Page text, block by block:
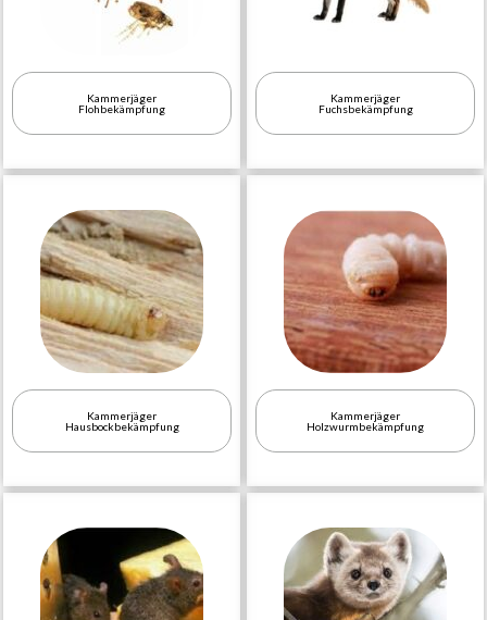
Kammerjäger
Flohbekämpfung
Kammerjäger
Fuchsbekämpfung
Kammerjäger
Hausbockbekämpfung
Kammerjäger
Holzwurmbekämpfung